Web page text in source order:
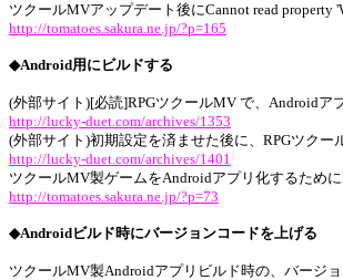
ツクールMVアップデート後にCannot read property
http://tomatoes.sakura.ne.jp/?p=165
◆Android用にビルドする
(外部サイト)[必読]RPGツクールMV で、Android
http://lucky-duet.com/archives/1353
(外部サイト)初期設定を済ませた後に、RPGツク
http://lucky-duet.com/archives/1401
ツクールMV製ゲームをAndroidアプリ化するため
http://tomatoes.sakura.ne.jp/?p=73
◆Androidビルド時にバージョンコードを上げる
ツクールMV製Androidアプリビルド時の、バージ